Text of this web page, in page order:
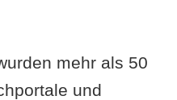
mehr als 50
und